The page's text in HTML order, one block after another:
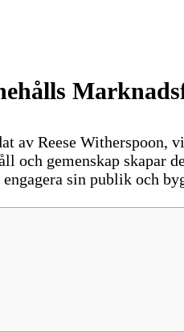
av Reese Witherspoon,
gemenskap skapar
sin publik och